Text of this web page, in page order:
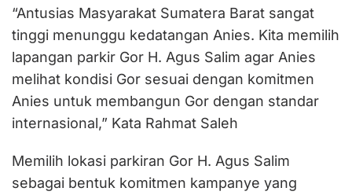
“Antusias Masyarakat Sumatera Barat sangat
tinggi menunggu kedatangan Anies. Kita memilih
lapangan parkir Gor H. Agus Salim agar Anies
melihat kondisi Gor sesuai dengan komitmen
Anies untuk membangun Gor dengan standar
internasional,” Kata Rahmat Saleh
Memilih lokasi parkiran Gor H. Agus Salim
sebagai bentuk komitmen kampanye yang